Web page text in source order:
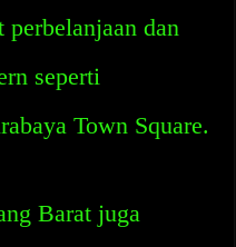
dan
seperti
Town Square.
Barat juga